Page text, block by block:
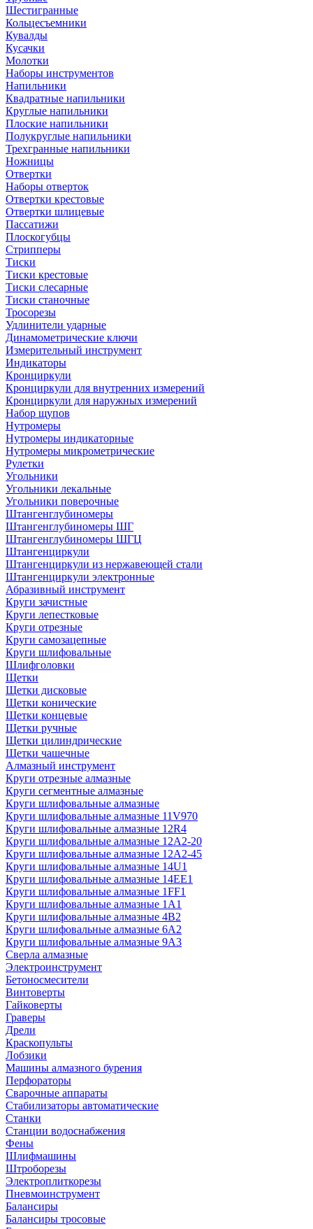
Шестигранные
Кольцесъемники
Кувалды
Кусачки
Молотки
Наборы инструментов
Напильники
Квадратные напильники
Круглые напильники
Плоские напильники
Полукруглые напильники
Трехгранные напильники
Ножницы
Отвертки
Наборы отверток
Отвертки крестовые
Отвертки шлицевые
Пассатижи
Плоскогубцы
Стрипперы
Тиски
Тиски крестовые
Тиски слесарные
Тиски станочные
Тросорезы
Удлинители ударные
Динамометрические ключи
Измерительный инструмент
Индикаторы
Кронциркули
Кронциркули для внутренних измерений
Кронциркули для наружных измерений
Набор щупов
Нутромеры
Нутромеры индикаторные
Нутромеры микрометрические
Рулетки
Угольники
Угольники лекальные
Угольники поверочные
Штангенглубиномеры
Штангенглубиномеры ШГ
Штангенглубиномеры ШГЦ
Штангенциркули
Штангенциркули из нержавеющей стали
Штангенциркули электронные
Абразивный инструмент
Круги зачистные
Круги лепестковые
Круги отрезные
Круги самозацепные
Круги шлифовальные
Шлифголовки
Щетки
Щетки дисковые
Щетки конические
Щетки концевые
Щетки ручные
Щетки цилиндрические
Щетки чашечные
Алмазный инструмент
Круги отрезные алмазные
Круги сегментные алмазные
Круги шлифовальные алмазные
Круги шлифовальные алмазные 11V970
Круги шлифовальные алмазные 12R4
Круги шлифовальные алмазные 12А2-20
Круги шлифовальные алмазные 12А2-45
Круги шлифовальные алмазные 14U1
Круги шлифовальные алмазные 14ЕЕ1
Круги шлифовальные алмазные 1FF1
Круги шлифовальные алмазные 1А1
Круги шлифовальные алмазные 4В2
Круги шлифовальные алмазные 6A2
Круги шлифовальные алмазные 9А3
Сверла алмазные
Электроинструмент
Бетоносмесители
Винтоверты
Гайковерты
Граверы
Дрели
Краскопульты
Лобзики
Машины алмазного бурения
Перфораторы
Сварочные аппараты
Стабилизаторы автоматические
Станки
Станции водоснабжения
Фены
Шлифмашины
Штроборезы
Электроплиткорезы
Пневмоинструмент
Балансиры
Балансиры тросовые